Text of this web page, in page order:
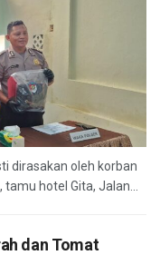
dirasakan oleh korban
hotel Gita, Jalan...
dan Tomat